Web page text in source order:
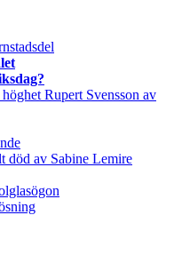
Rupert Svensson av
död av Sabine Lemire